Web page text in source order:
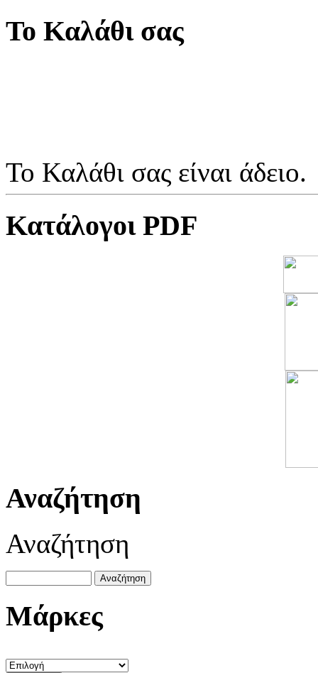
Το Καλάθι σας
Το Καλάθι σας είναι άδειο.
Κατάλογοι PDF
Αναζήτηση
Αναζήτηση
Μάρκες